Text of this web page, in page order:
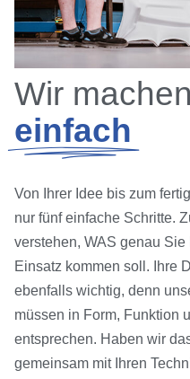
Wir
einfach
Von Ihrer Idee bis zum
nur fünf einfache Schritte.
verstehen, WAS genau
Einsatz kommen soll. Ihre
ebenfalls wichtig, denn
müssen in Form, Funktion
entsprechen. Haben wir
gemeinsam mit Ihren